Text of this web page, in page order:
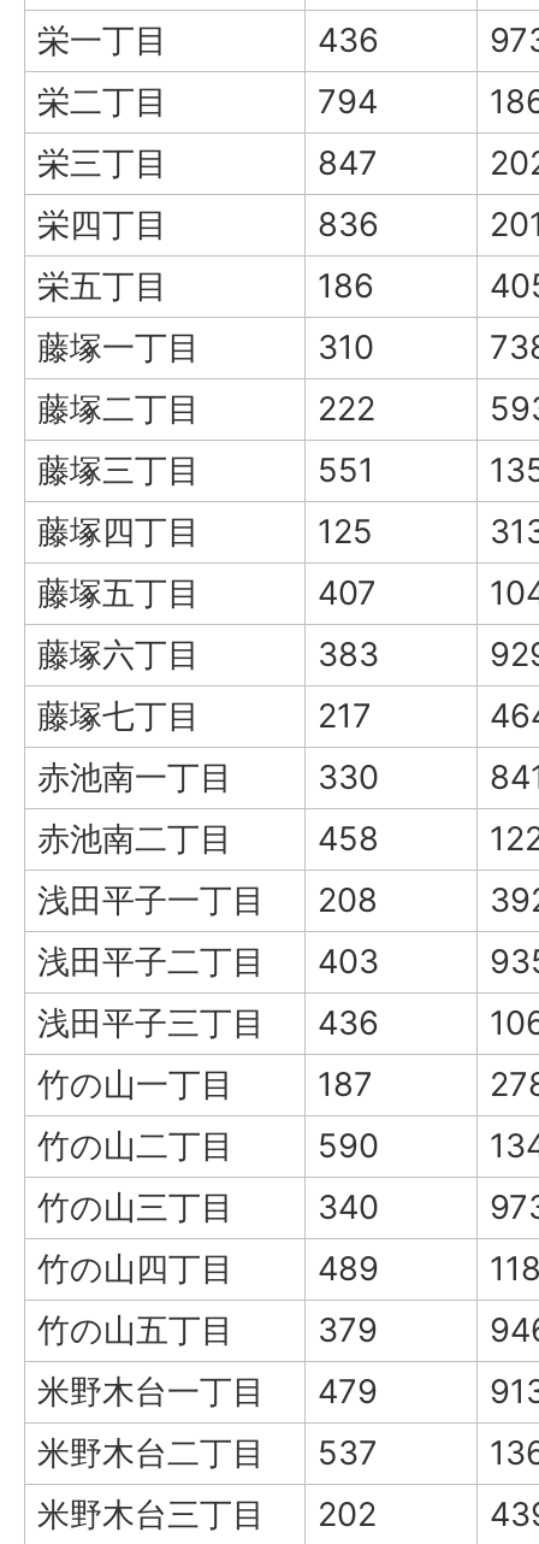
栄一丁目
436
栄二丁目
794
栄三丁目
847
栄四丁目
836
栄五丁目
186
藤塚一丁目
310
藤塚二丁目
222
藤塚三丁目
551
藤塚四丁目
125
藤塚五丁目
407
藤塚六丁目
383
藤塚七丁目
217
赤池南一丁目
330
赤池南二丁目
458
浅田平子一丁目
208
浅田平子二丁目
403
浅田平子三丁目
436
竹の山一丁目
187
竹の山二丁目
590
竹の山三丁目
340
竹の山四丁目
489
竹の山五丁目
379
米野木台一丁目
479
米野木台二丁目
537
米野木台三丁目
202